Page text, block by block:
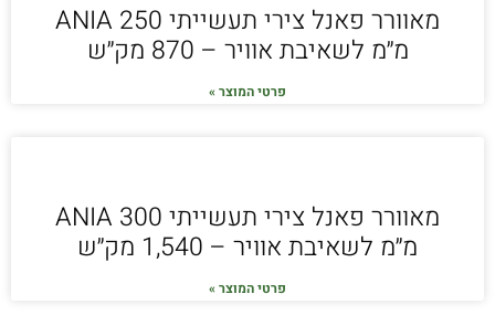
מאוורר פאנל צירי תעשייתי ANIA 250
מ״מ לשאיבת אוויר – 870 מק״ש
פרטי המוצר »
מאוורר פאנל צירי תעשייתי ANIA 300
מ״מ לשאיבת אוויר – 1,540 מק״ש
פרטי המוצר »